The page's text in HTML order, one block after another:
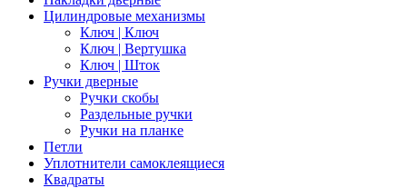
Цилиндровые механизмы
Ключ | Ключ
Ключ | Вертушка
Ключ | Шток
Ручки дверные
Ручки скобы
Раздельные ручки
Ручки на планке
Петли
Уплотнители самоклеящиеся
Квадраты